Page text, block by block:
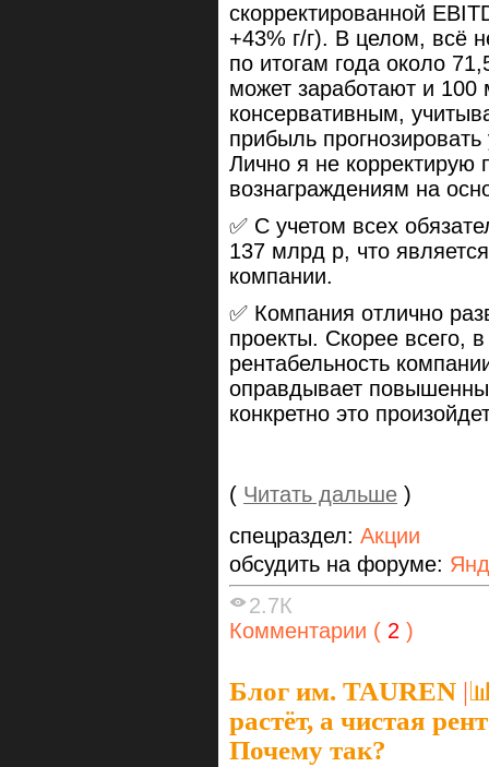
скорректированной
+43% г/г). В целом, всё
по итогам года около
может заработают и
консервативным,
прибыль
Лично я не корректирую
вознаграждениям на
✅ С учетом всех
137 млрд р, что
компании.
✅ Компания отлично
проекты. Скорее всего,
рентабельность
оправдывает
конкретно это
( Читать дальше )
спецраздел: Акции
обсудить на форуме:
2.7К
Комментарии ( 2 )
Блог им. TAUREN |
растёт, а чистая
Почему так?